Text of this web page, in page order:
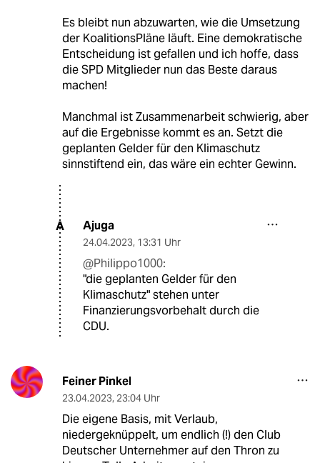
Es bleibt nun abzuwarten, wie die Umsetzung
der KoalitionsPläne läuft. Eine demokratische
Entscheidung ist gefallen und ich hoffe, dass
die SPD Mitglieder nun das Beste daraus
machen!
Manchmal ist Zusammenarbeit schwierig, aber
auf die Ergebnisse kommt es an. Setzt die
geplanten Gelder für den Klimaschutz
sinnstiftend ein, das wäre ein echter Gewinn.
A Ajuga
24.04.2023, 13:31 Uhr
@Philippo1000:
"die geplanten Gelder für den
Klimaschutz" stehen unter
Finanzierungsvorbehalt durch die
CDU.
Feiner Pinkel
23.04.2023, 23:04 Uhr
Die eigene Basis, mit Verlaub,
niedergeknüppelt, um endlich (!) den Club
Deutscher Unternehmer auf den Thron zu